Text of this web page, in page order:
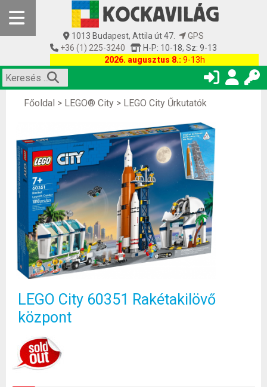
1013 Budapest, Attila út 47.
GPS
+36 (1) 225-3240
H-P: 10-18, Sz: 9-13
2026. augusztus 8.: 9-13h
Főoldal > LEGO® City > LEGO City Űrkutatók
LEGO City 60351 Rakétakilövő
központ